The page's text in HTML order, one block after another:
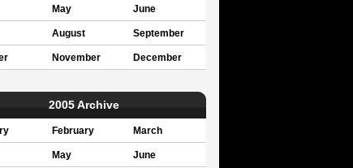
May June
August September
November December
2005 Archive
February March
May June